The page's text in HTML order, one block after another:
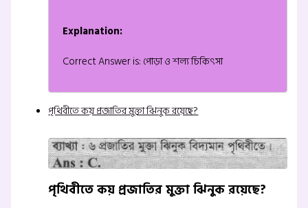
Explanation:
Correct Answer is: পোড়া ও শল্য চিকিৎসা
পৃথিবীতে কয় প্রজাতির মুক্তা ঝিনুক রয়েছে?
পৃথিবীতে কয় প্রজাতির মুক্তা ঝিনুক রয়েছে?